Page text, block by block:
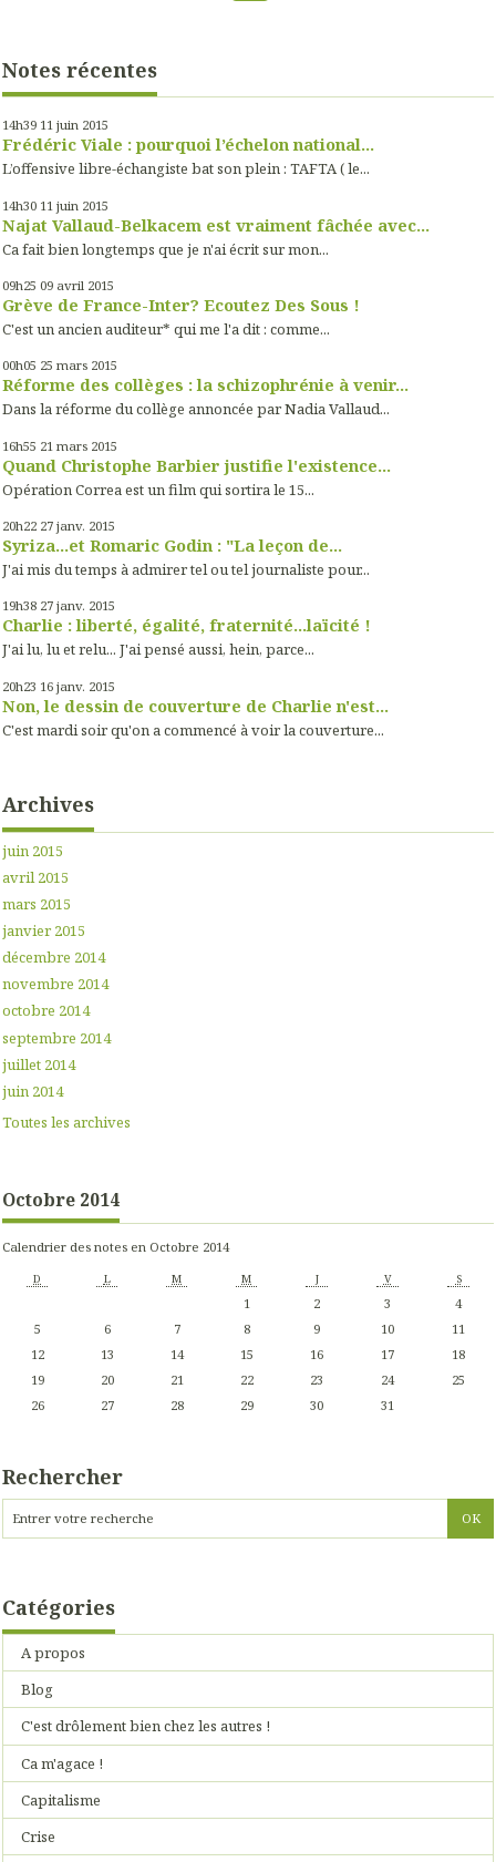
Notes récentes
14h39 11 juin 2015
Frédéric Viale : pourquoi l’échelon national...
L’offensive libre-échangiste bat son plein : TAFTA ( le...
14h30 11 juin 2015
Najat Vallaud-Belkacem est vraiment fâchée avec...
Ca fait bien longtemps que je n'ai écrit sur mon...
09h25 09 avril 2015
Grève de France-Inter? Ecoutez Des Sous !
C'est un ancien auditeur* qui me l'a dit : comme...
00h05 25 mars 2015
Réforme des collèges : la schizophrénie à venir...
Dans la réforme du collège annoncée par Nadia Vallaud...
16h55 21 mars 2015
Quand Christophe Barbier justifie l'existence...
Opération Correa est un film qui sortira le 15...
20h22 27 janv. 2015
Syriza...et Romaric Godin : "La leçon de...
J'ai mis du temps à admirer tel ou tel journaliste pour...
19h38 27 janv. 2015
Charlie : liberté, égalité, fraternité...laïcité !
J'ai lu, lu et relu... J'ai pensé aussi, hein, parce...
20h23 16 janv. 2015
Non, le dessin de couverture de Charlie n'est...
C'est mardi soir qu'on a commencé à voir la couverture...
Archives
juin 2015
avril 2015
mars 2015
janvier 2015
décembre 2014
novembre 2014
octobre 2014
septembre 2014
juillet 2014
juin 2014
Toutes les archives
Octobre 2014
Calendrier des notes en Octobre 2014
D L M M J V S
1 2 3
4
5
6 7 8 9 10
11
12
13 14 15 16 17
18
19
20 21 22 23 24
25
26
27 28 29 30 31
Rechercher
Catégories
A propos
Blog
C'est drôlement bien chez les autres !
Ca m'agace !
Capitalisme
Crise